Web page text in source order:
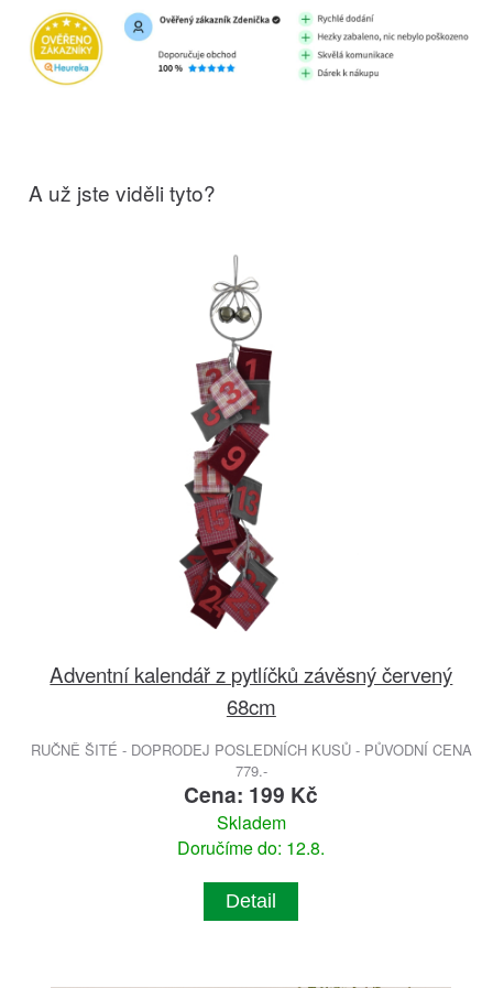
A už jste viděli tyto?
Adventní kalendář z pytlíčků závěsný červený
68cm
RUČNĚ ŠITÉ - DOPRODEJ POSLEDNÍCH KUSŮ - PŮVODNÍ CENA
779.-
Cena: 199 Kč
Skladem
Doručíme do: 12.8.
Detail